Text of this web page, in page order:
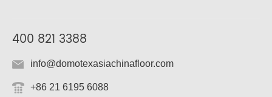
400 821 3388
info@domotexasiachinafloor.com
+86 21 6195 6088